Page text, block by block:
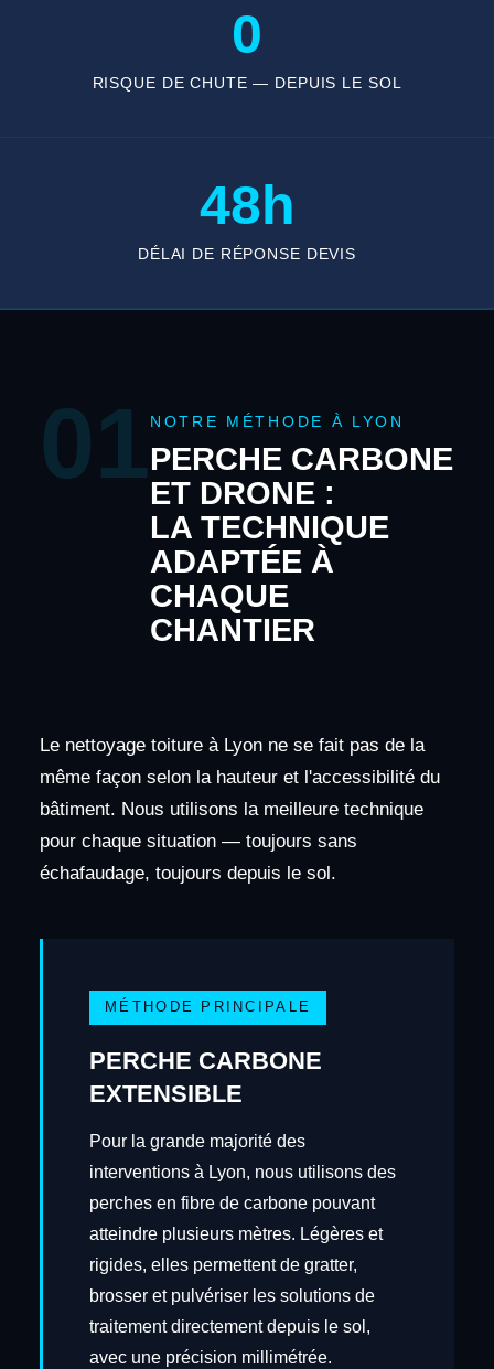
0
RISQUE DE CHUTE — DEPUIS LE SOL
48h
DÉLAI DE RÉPONSE DEVIS
01 NOTRE MÉTHODE À LYON
PERCHE CARBONE
ET DRONE :
LA TECHNIQUE
ADAPTÉE À
CHAQUE
CHANTIER
Le nettoyage toiture à Lyon ne se fait pas de la
même façon selon la hauteur et l'accessibilité du
bâtiment. Nous utilisons la meilleure technique
pour chaque situation — toujours sans
échafaudage, toujours depuis le sol.
MÉTHODE PRINCIPALE
PERCHE CARBONE
EXTENSIBLE
Pour la grande majorité des
interventions à Lyon, nous utilisons des
perches en fibre de carbone pouvant
atteindre plusieurs mètres. Légères et
rigides, elles permettent de gratter,
brosser et pulvériser les solutions de
traitement directement depuis le sol,
avec une précision millimétrée.